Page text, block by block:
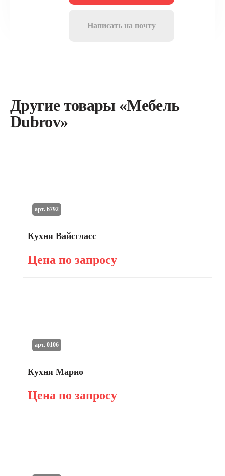
Написать на почту
Другие товары «Мебель
Dubrov»
Кухня Вайсгласс
Цена по запросу
арт. 6792
Кухня Марио
Цена по запросу
арт. 0106